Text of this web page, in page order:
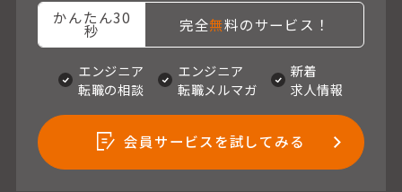
かんたん30
秒 完全無料のサービス！
エンジニア
転職の相談
エンジニア
転職メルマガ
新着
求人情報
会員サービスを試してみる